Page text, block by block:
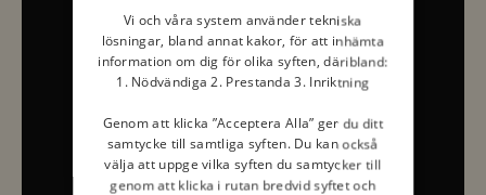
Vi och våra system använder tekniska
lösningar, bland annat kakor, för att inhämta
information om dig för olika syften, däribland:
1. Nödvändiga 2. Prestanda 3. Inriktning
Genom att klicka ”Acceptera Alla” ger du ditt
samtycke till samtliga syften. Du kan också
välja att uppge vilka syften du samtycker till
genom att klicka i rutan bredvid syftet och